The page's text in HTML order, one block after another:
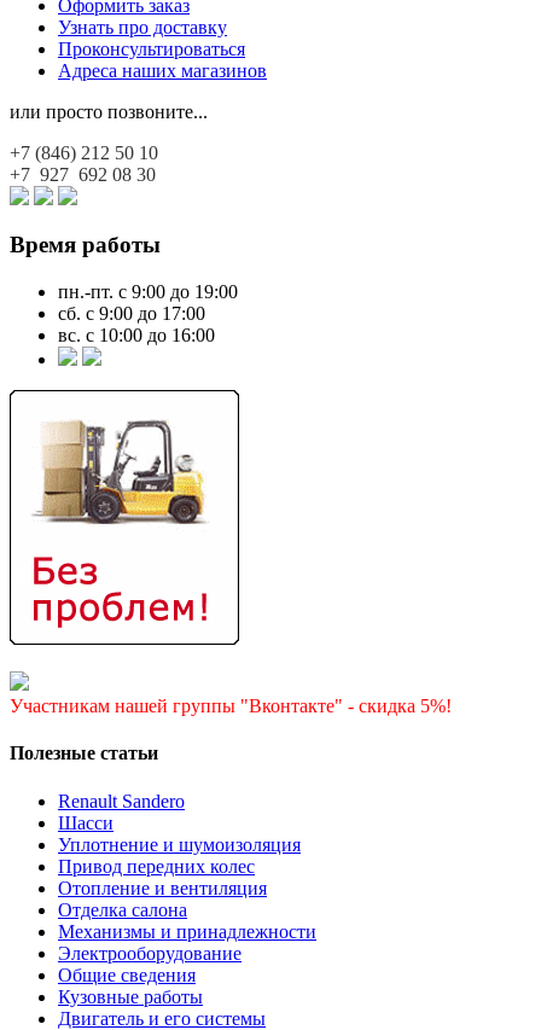
Оформить заказ
Узнать про доставку
Проконсультироваться
Адреса наших магазинов
или просто позвоните...
+7 (846) 212 50 10
+7 927 692 08 30
Время работы
пн.-пт. с 9:00 до 19:00
сб. с 9:00 до 17:00
вс. с 10:00 до 16:00
Участникам нашей группы "Вконтакте" - скидка 5%!
Полезные статьи
Renault Sandero
Шасси
Уплотнение и шумоизоляция
Привод передних колес
Отопление и вентиляция
Отделка салона
Механизмы и принадлежности
Электрооборудование
Общие сведения
Кузовные работы
Двигатель и его системы